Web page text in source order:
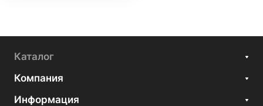
Каталог
Компания
Информация